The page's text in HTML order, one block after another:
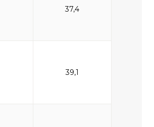
37,4
39,1